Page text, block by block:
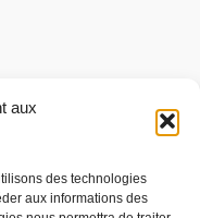
aux
des technologies
aux informations des